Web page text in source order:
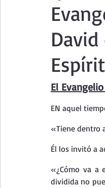
Curso de oración
Curso de vida espiritual
Textos selectos de
El
EN aquel
«Tiene dentro
Él los invitó a
«¿Cómo va a
dividida no